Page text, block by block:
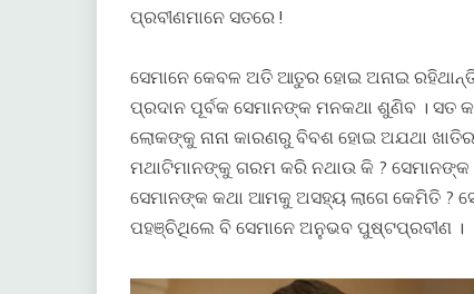
ପ୍ରବୀଣମାନେ ସତରେ !
​ସେମାନେ କେବଳ ଅତି ଆତୁର ହୋଇ ଅନାଇ
ପ୍ରଦାନ ପୂର୍ବକ ସେମାନଙ୍କ ମନକଥା ଶୁଣିବ ।
ଲୋକଙ୍କୁ ନାନା କାରଣରୁ ବିବଶ ହୋଇ ଅଯଥା
ମଥାଟିମାନଙ୍କୁ ଗରମ କରି ନଥାଉ କି ?
ସେମାନଙ୍କ କଥା ଆମକୁ ଅସହ୍ୟ ଲାଗେ କେମିତି ?
ପହଞ୍ଚିଥିଲେ ବି ସେମାନେ ଅନୁଭବ ପୁଷ୍ଟପ୍ରବୀଣ ।